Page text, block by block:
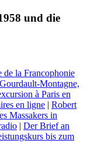
und die
de la Francophonie
Montagne,
à Paris en
en ligne | Robert
Massakers in
| Der Brief an
bis zum